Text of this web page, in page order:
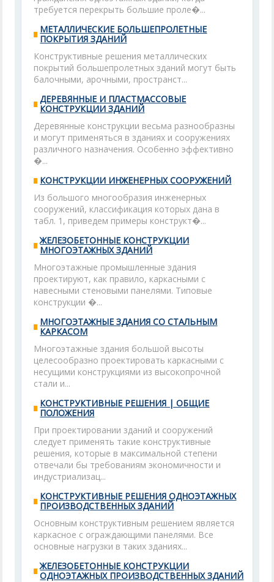
требуется перекрыть большие проле�...
МЕТАЛЛИЧЕСКИЕ БОЛЬШЕПРОЛЕТНЫЕ
ПОКРЫТИЯ ЗДАНИЙ
Конструктивные решения металлических
покрытий большепролетных зданий могут быть
балочными, арочными, пространст...
ДЕРЕВЯННЫЕ И ПЛАСТМАССОВЫЕ
КОНСТРУКЦИИ ЗДАНИЙ
Деревянные конструкции весьма разнообразны
и могут применяться в зданиях и сооружениях
различного назначения. Особенно эффективно
�...
КОНСТРУКЦИИ ИНЖЕНЕРНЫХ СООРУЖЕНИЙ
Из большого многообразия инженерных
сооружений, классификация которых дана в
табл. 1, приведем примеры конструкт�...
ЖЕЛЕЗОБЕТОННЫЕ КОНСТРУКЦИИ
МНОГОЭТАЖНЫХ ЗДАНИЙ
Многоэтажные промышленные здания
проектируют, как правило, каркасными с
навесными стеновыми панелями. Типовые
конструкции �...
МНОГОЭТАЖНЫЕ ЗДАНИЯ СО СТАЛЬНЫМ
КАРКАСОМ
Многоэтажные здания большой высоты
целесообразно проектировать каркасными с
несущими конструкциями из высокопрочной
стали и...
КОНСТРУКТИВНЫЕ РЕШЕНИЯ | ОБЩИЕ
ПОЛОЖЕНИЯ
При проектировании зданий и сооружений
следует применять такие конструктивные
решения, которые в максимальной степени
отвечали бы требованиям экономичности и
индустриализац...
КОНСТРУКТИВНЫЕ РЕШЕНИЯ ОДНОЭТАЖНЫХ
ПРОИЗВОДСТВЕННЫХ ЗДАНИЙ
Основным конструктивным решением является
каркасное с ограждающими панелями. Все
основные нагрузки в таких зданиях...
ЖЕЛЕЗОБЕТОННЫЕ КОНСТРУКЦИИ
ОДНОЭТАЖНЫХ ПРОИЗВОДСТВЕННЫХ ЗДАНИЙ